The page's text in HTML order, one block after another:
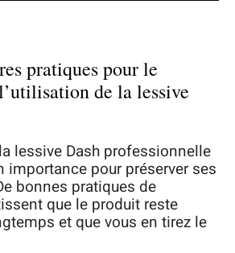
pratiques pour le
de la lessive
lessive Dash professionnelle
importance pour préserver ses
bonnes pratiques de
que le produit reste
et que vous en tirez le